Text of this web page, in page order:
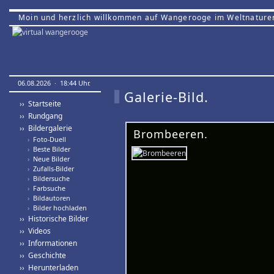
Moin und herzlich willkommen auf Wangerooge im
06.08.2026 · 18:44 Uhr.
›› Startseite
›› Rundgang
›› Bildergalerie
› Foto-Duell
› Beste Bilder
› Neue Bilder
› Zufalls-Bilder
› Bildersuche
› Farbsuche
› Bildautoren
› Bilder hochladen
›› Historische Bilder
›› Videos
›› Informationen
›› Geschichte
›› Herunterladen
Galerie-Bild.
Brombeeren.